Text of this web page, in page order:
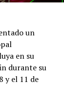
un
en su
durante su
y el 11 de